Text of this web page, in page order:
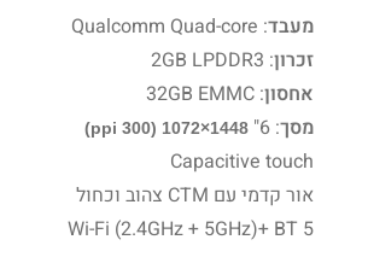
מעבד: Qualcomm Quad-core
זכרון: 2GB LPDDR3
אחסון: 32GB EMMC
מסך: 6"
1448×1072
(300 ppi)
Capacitive touch
אור קדמי עם CTM צהוב וכחול
Wi-Fi (2.4GHz + 5GHz)+ BT 5